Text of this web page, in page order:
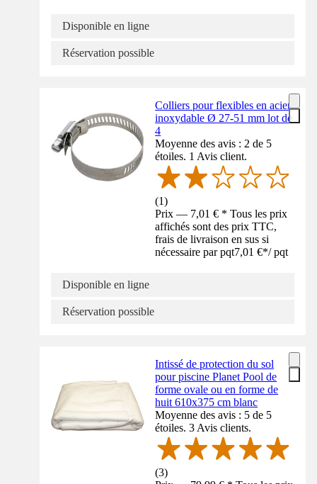
Disponible en ligne
Réservation possible
Colliers pour flexibles en acier
inoxydable Ø 27-51 mm lot de
4
Moyenne des avis : 2 de 5
étoiles. 1 Avis client.
(1)
Prix — 7,01 € * Tous les prix
affichés sont des prix TTC,
frais de livraison en sus si
nécessaire par pqt7,01 €*/ pqt
Disponible en ligne
Réservation possible
Intissé de protection du sol
pour piscine Planet Pool de
forme ovale ou en forme de
huit 610x375 cm blanc
Moyenne des avis : 5 de 5
étoiles. 3 Avis clients.
(3)